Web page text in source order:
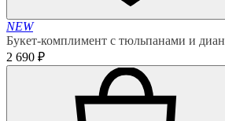
NEW
Букет-комплимент с тюльпанами и
2 690 ₽